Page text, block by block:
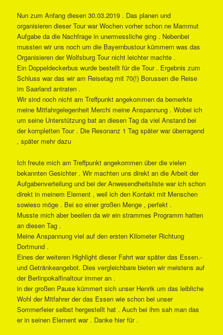
Nun zum Anfang diesen 30.03.2019 . Das planen und
organisieren dieser Tour war Wochen vorher schon ne Mammut
Aufgabe da die Nachfrage in unermessliche ging . Nebenbei
mussten wir uns noch um die Bayernbustour kümmern was das
Organisieren der Wolfsburg Tour nicht leichter machte .
Ein Doppeldeckerbus wurde bestellt für die Tour . Ergebnis zum
Schluss war das wir am Reisetag mit 70(!) Borussen die Reise
im Saarland antraten .
Wir sind noch nicht am Treffpunkt angekommen da bemerkte
meine Mitfahrgelegenheit Merchi meine Anspannung . Wobei ich
um seine Unterstützung bat an diesen Tag da viel Anstand bei
der kompletten Tour . Die Resonanz 1 Tag später war überragend
, später mehr dazu
Ich freute mich am Treffpunkt angekommen über die vielen
bekannten Gesichter . Wir machten uns direkt an die Arbeit der
Aufgabenverteilung und bei der Anwesendheitsliste war ich schon
direkt in meinem Element , weil ich den Kontakt mit Menschen
sowieso möge . Bei so einer großen Menge , perfekt .
Musste mich aber beeilen da wir ein strammes Programm hatten
an diesen Tag .
Meine Anspannung viel auf den ersten Kilometer Richtung
Dortmund .
Eines der weiteren Highlight dieser Fahrt war später das Essen.-
und Getränkeangebot. Dies vergleichbare bieten wir meistens auf
der Berlinpokalfinaltour immer an .
in der großen Pause kümmert sich unser Henrik um das leibliche
Wohl der Mitfahrer der das Essen wie schon bei unser
Sommerfeier selbst hergestellt hat . Auch bei ihm sah man das
er in seinen Element war . Danke hier für .